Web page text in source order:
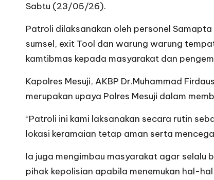
Sabtu (23/05/26).
Patroli dilaksanakan oleh personel
sumsel, exit Tool dan warung warung
kamtibmas kepada masyarakat dan
Kapolres Mesuji, AKBP Dr.Muhammad
merupakan upaya Polres Mesuji dalam
“Patroli ini kami laksanakan secara rutin
lokasi keramaian tetap aman serta
Ia juga mengimbau masyarakat agar
pihak kepolisian apabila menemukan hal-